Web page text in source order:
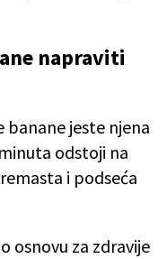
napraviti
jeste njena
odstoji na
i podseća
osnovu za zdravije